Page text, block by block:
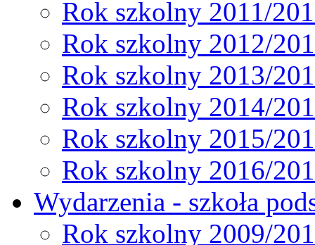
Rok szkolny 2011/
Rok szkolny 2012/
Rok szkolny 2013/
Rok szkolny 2014/
Rok szkolny 2015/
Rok szkolny 2016/
Wydarzenia - szkoła
Rok szkolny 2009/